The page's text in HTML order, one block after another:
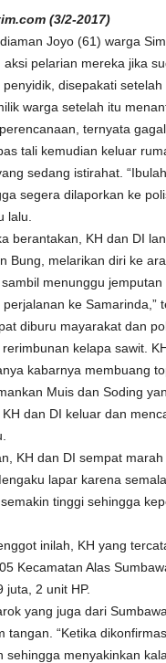
(3/2-2017)
Joyo (61) warga
pelarian mereka jika
disepakati
warga setelah itu
ternyata
tali kemudian keluar
sedang istirahat.
segera dilaporkan ke
lalu.
berantakan, KH dan DI
Bung, melarikan diri ke
menunggu
ke Samarinda,”
diburu mayarakat dan
kelapa sawit.
kabarnya membuang
Muis dan Soding
dan DI keluar dan
KH dan DI sempat
lapar karena
tinggi sehingga
inilah, KH yang
Kecamatan Alas
juta, 2 unit HP.
yang juga dari
tangan. “Ketika
sehingga menyakinkan